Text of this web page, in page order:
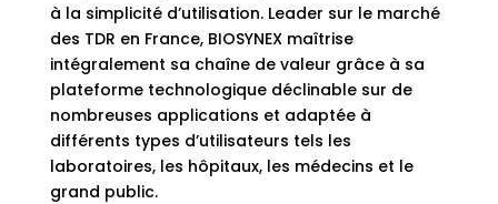
à la simplicité d’utilisation. Leader sur le marché
des TDR en France, BIOSYNEX maîtrise
intégralement sa chaîne de valeur grâce à sa
plateforme technologique déclinable sur de
nombreuses applications et adaptée à
différents types d’utilisateurs tels les
laboratoires, les hôpitaux, les médecins et le
grand public.